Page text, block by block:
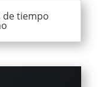
de tiempo